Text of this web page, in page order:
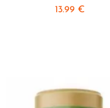
13.99 €